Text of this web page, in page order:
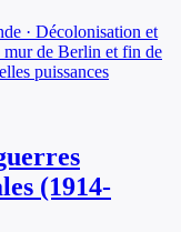
· Décolonisation et
mur de Berlin et fin de
puissances
(1914-